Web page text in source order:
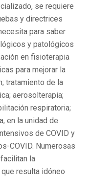
se requiere
y directrices
para saber
y patológicos
en fisioterapia
para mejorar la
tratamiento de la
aerosolterapia;
respiratoria;
en la unidad de
de COVID y
COVID. Numerosas
la
resulta idóneo